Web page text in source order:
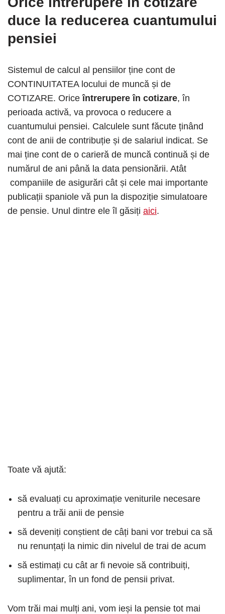
duce la reducerea cuantumului
pensiei
Sistemul de calcul al pensiilor ține cont de
CONTINUITATEA locului de muncă și de
COTIZARE. Oriceîntrerupere în cotizare, în
perioada activă, va provoca o reducere a
cuantumului pensiei. Calculele sunt făcute ținând
cont de anii de contribuție și de salariul indicat. Se
mai ține cont de o carieră de muncă continuă și de
numărul de ani până la data pensionării. Atât
companiile de asigurări cât și cele mai importante
publicații spaniole vă pun la dispoziție simulatoare
de pensie. Unul dintre ele îl găsiți aici.
Toate vă ajută:
să evaluați cu aproximație veniturile necesare
pentru a trăi anii de pensie
să deveniți conștient de câți bani vor trebui ca să
nu renunțați la nimic din nivelul de trai de acum
să estimați cu cât ar fi nevoie să contribuiți,
suplimentar, în un fond de pensii privat.
Vom trăi mai mulți ani, vom ieși la pensie tot mai